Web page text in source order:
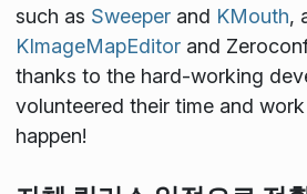
such as Sweeperand KMouth,
KImageMapEditorand
thanks to the hard-working
volunteered their time and
happen!